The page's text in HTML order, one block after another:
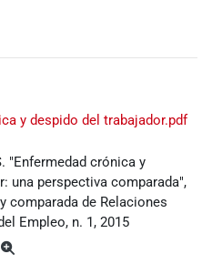
y despido del trabajador.pdf
"Enfermedad crónica y
una perspectiva comparada",
comparada de Relaciones
Empleo, n. 1, 2015